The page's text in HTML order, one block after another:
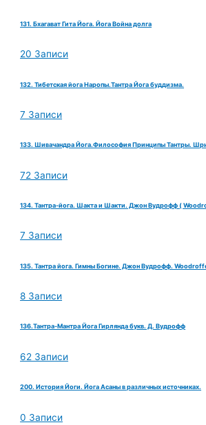
131. Бхагават Гита Йога. Йога Война долга
20 Записи
132. Тибетская йога Наропы.Тантра Йога буддизма.
7 Записи
133. Шивачандра Йога.Философия Принципы Тантры.
72 Записи
134. Тантра-йога. Шакта и Шакти. Джон Вудрофф (
7 Записи
135. Тантра йога. Гимны Богине. Джон Вудрофф.
8 Записи
136.Тантра-Мантра Йога Гирлянда букв. Д. Вудрофф
62 Записи
200. История Йоги. Йога Асаны в различных источниках.
0 Записи